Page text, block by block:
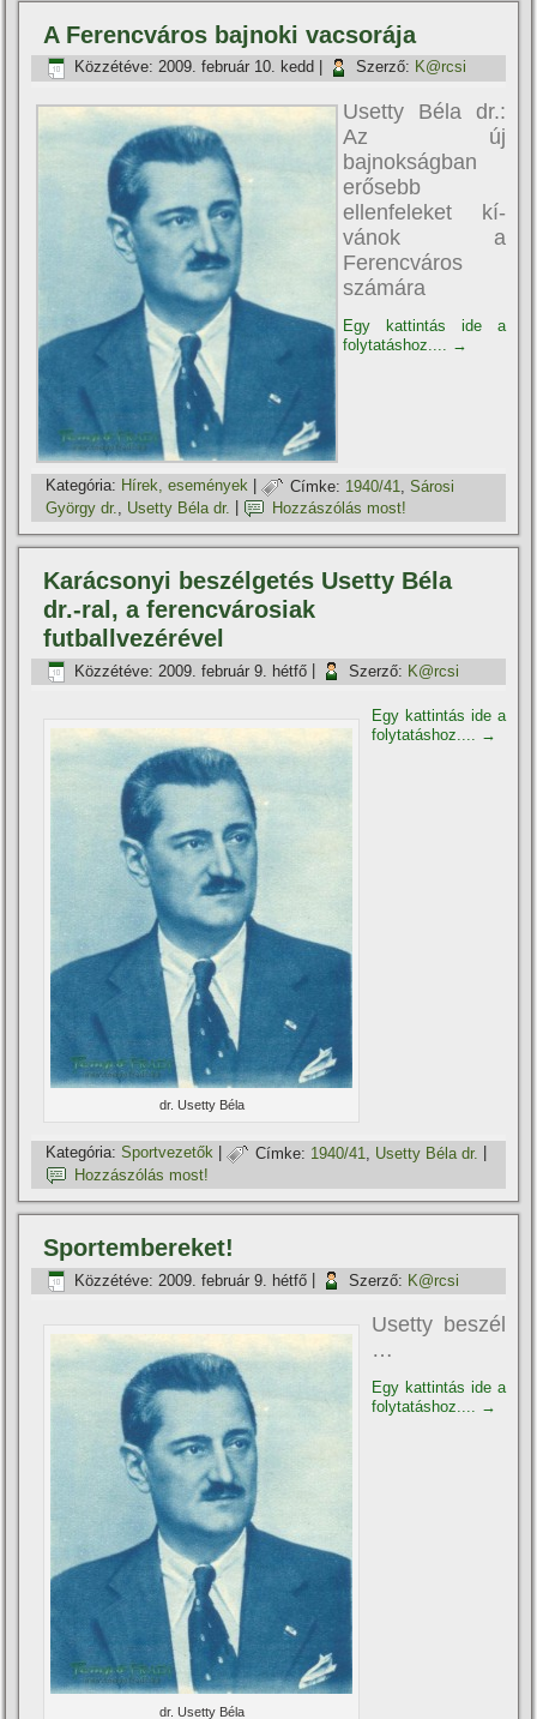
A Ferencváros bajnoki vacsorája
Közzétéve: 2009. február 10. kedd Szerző: K@rcsi
Usetty Béla dr.:
Az új
bajnokságban
erősebb
ellenfeleket kí­
vánok a
Ferencváros
számára
Egy kattintás ide a
folytatáshoz.... →
Kategória: Hí­rek, események | Címke: 1940/41 ,Sárosi
György dr.
Usetty Béla dr. Hozzászólás most!
Karácsonyi beszélgetés Usetty Béla
dr.-ral, a ferencvárosiak
futballvezérével
Közzétéve: 2009. február 9. hétfő Szerző: K@rcsi
dr. Usetty Béla
Egy kattintás ide a
folytatáshoz.... →
Kategória: Sportvezetők | Címke: 1940/41 Usetty Béla dr.
Hozzászólás most!
Sportembereket!
Közzétéve: 2009. február 9. hétfő Szerző: K@rcsi
dr. Usetty Béla
Usetty beszél
…
Egy kattintás ide a
folytatáshoz.... →